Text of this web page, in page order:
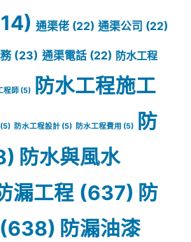
通渠佬 (22) 通渠公司 (22)
(23) 通渠電話 (22) 防水工程
程師 (5)
防水工程施工
(5) 防水工程設計 (5) 防水工程費用 (5)
防
防水與風水
漏工程 (637) 防
(638) 防漏油漆